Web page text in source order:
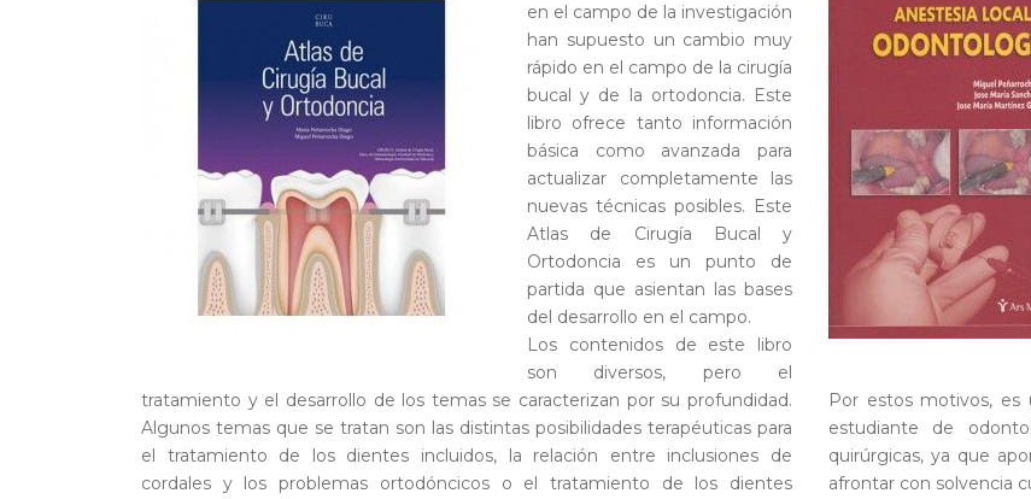
en el campo de la investigación
han supuesto un cambio muy
rápido en el campo de la cirugía
bucal y de la ortodoncia. Este
libro ofrece tanto información
básica como avanzada para
actualizar completamente las
nuevas técnicas posibles. Este
Atlas de Cirugía Bucal y
Ortodoncia es un punto de
partida que asientan las bases
del desarrollo en el campo.
Los contenidos de este libro
son diversos, pero el
tratamiento y el desarrollo de los temas se caracterizan por su profundidad.
Algunos temas que se tratan son las distintas posibilidades terapéuticas para
el tratamiento de los dientes incluidos, la relación entre inclusiones de
cordales y los problemas ortodóncicos o el tratamiento de los dientes
Por estos motivos, es
estudiante de
quirúrgicas, ya que
afrontar con solvencia